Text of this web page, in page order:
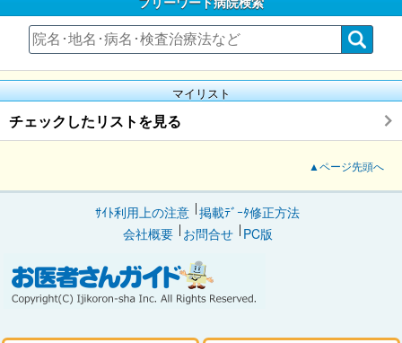
マイリスト
チェックしたリストを見る
▲ページ先頭へ
ｻｲﾄ利用上の注意 掲載ﾃﾞｰﾀ修正方法
会社概要
お問合せ PC版